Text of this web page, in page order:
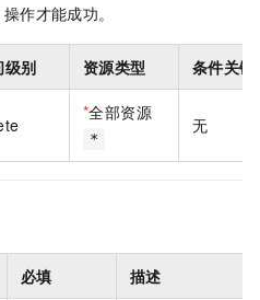
作才能成功。
级别 资源类型 条件关键
*全部资源
*
无
必填 描述